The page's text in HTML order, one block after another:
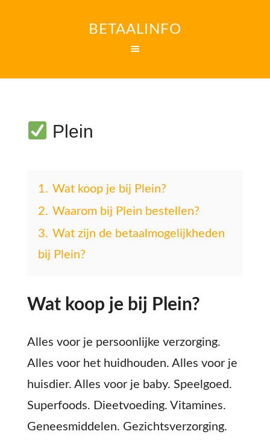
BETAALINFO
Plein
1. Wat koop je bij Plein?
2. Waarom bij Plein bestellen?
3. Wat zijn de betaalmogelijkheden
bij Plein?
Wat koop je bij Plein?
Alles voor je persoonlijke verzorging.
Alles voor het huidhouden. Alles voor je
huisdier. Alles voor je baby. Speelgoed.
Superfoods. Dieetvoeding. Vitamines.
Geneesmiddelen. Gezichtsverzorging.